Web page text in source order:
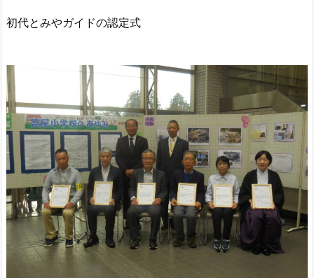
初代とみやガイドの認定式